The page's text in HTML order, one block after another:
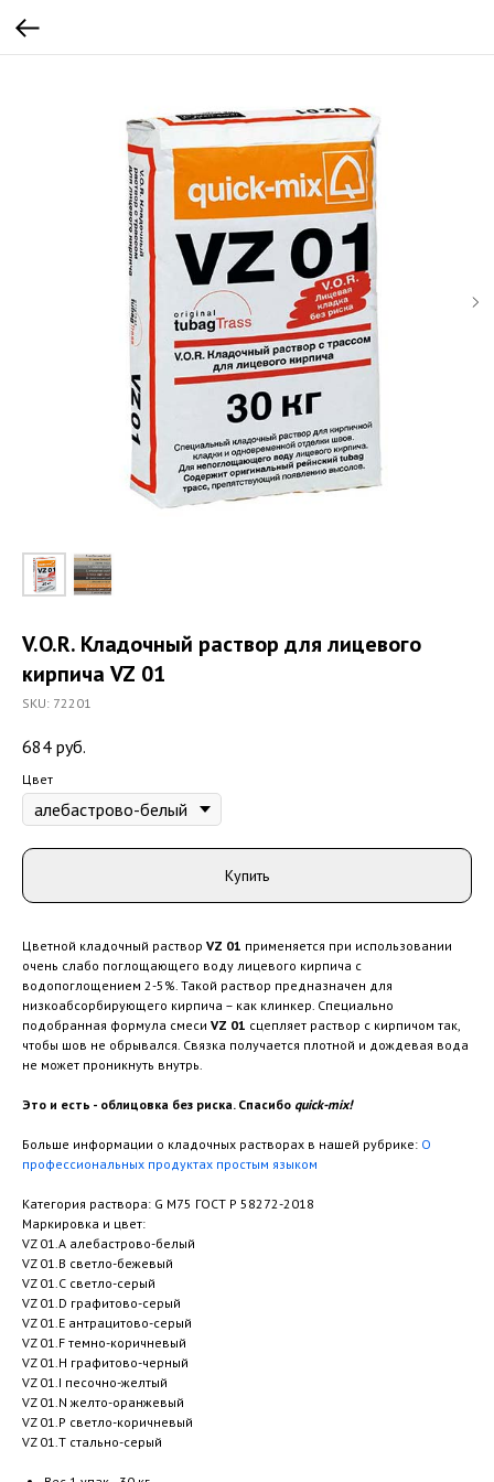
V.O.R. Кладочный раствор для лицевого
кирпича VZ 01
SKU: 72201
684 руб.
Цвет
Купить
Цветной кладочный раствор VZ 01 применяется при использовании
очень слабо поглощающего воду лицевого кирпича с
водопоглощением 2-5%. Такой раствор предназначен для
низкоабсорбирующего кирпича – как клинкер. Специально
подобранная формула смеси VZ 01 сцепляет раствор с кирпичом так,
чтобы шов не обрывался. Связка получается плотной и дождевая вода
не может проникнуть внутрь.
Это и есть - облицовка без риска. Спасибо quick-mix!
Больше информации о кладочных растворах в нашей рубрике: О
профессиональных продуктах простым языком
Категория раствора: G М75 ГОСТ Р 58272-2018
Маркировка и цвет:
VZ 01.A алебастрово-белый
VZ 01.B светло-бежевый
VZ 01.C светло-серый
VZ 01.D графитово-серый
VZ 01.E антрацитово-серый
VZ 01.F темно-коричневый
VZ 01.H графитово-черный
VZ 01.I песочно-желтый
VZ 01.N желто-оранжевый
VZ 01.P светло-коричневый
VZ 01.T стально-серый